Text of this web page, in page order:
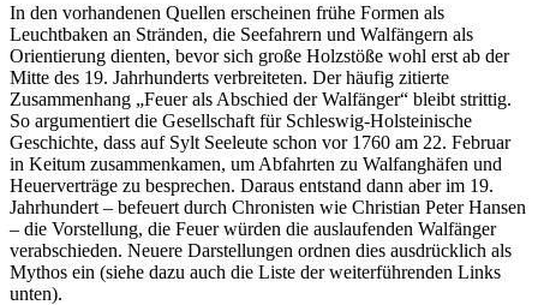
In den vorhandenen Quellen erscheinen frühe Formen als
Leuchtbaken an Stränden, die Seefahrern und Walfängern als
Orientierung dienten, bevor sich große Holzstöße wohl erst ab der
Mitte des 19. Jahrhunderts verbreiteten. Der häufig zitierte
Zusammenhang „Feuer als Abschied der Walfänger“ bleibt strittig.
So argumentiert die Gesellschaft für Schleswig-Holsteinische
Geschichte, dass auf Sylt Seeleute schon vor 1760 am 22. Februar
in Keitum zusammenkamen, um Abfahrten zu Walfanghäfen und
Heuerverträge zu besprechen. Daraus entstand dann aber im 19.
Jahrhundert – befeuert durch Chronisten wie Christian Peter Hansen
– die Vorstellung, die Feuer würden die auslaufenden Walfänger
verabschieden. Neuere Darstellungen ordnen dies ausdrücklich als
Mythos ein (siehe dazu auch die Liste der weiterführenden Links
unten).